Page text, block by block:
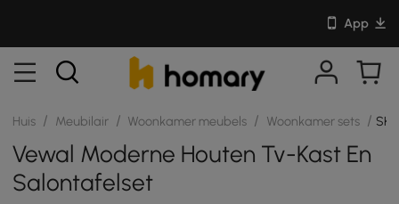
App
Huis / Meubilair / Woonkamer meubels / Woonkamer sets /
Vewal Moderne Houten Tv-Kast En
Salontafelset